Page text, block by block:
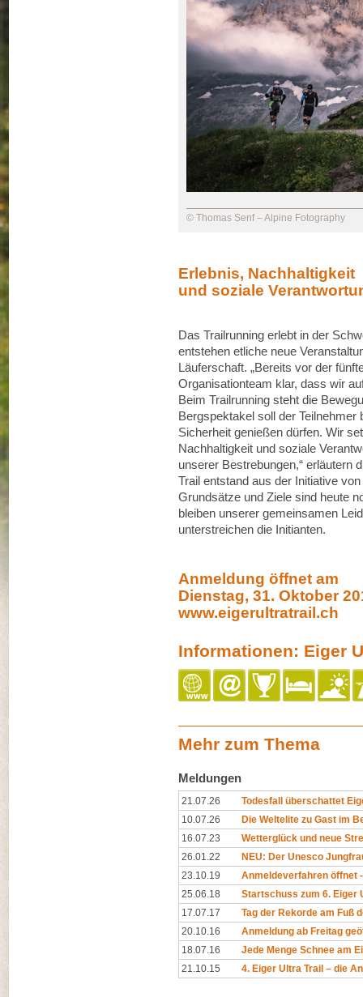
© Thomas Senf – Alpine Fotography
Erlebnis, Nachhaltigkeit
und soziale
Das Trailrunning erlebt in der
entstehen etliche neue
Läuferschaft. „Bereits vor der
Organisationteam klar, dass wir
Beim Trailrunning steht die
Bergspektakel soll der
Sicherheit genießen dürfen. Wir
Nachhaltigkeit und soziale
unserer Bestrebungen,“ erläutern
Trail entstand aus der Initiative
Grundsätze und Ziele sind heute
bleiben unserer gemeinsamen
unterstreichen die Initianten.
Anmeldung öffnet am
Dienstag, 31. Oktober
www.eigerultratrail.ch
Informationen: Eiger
Mehr zum Thema
Meldungen
21.07.26
Todesfall überschattet
10.07.26
Die Weltelite zu Gast im
16.07.23
Wetterglück und neue
26.01.22
NEU: Der Unesco
23.10.19
Anmeldeverfahren öffnet
25.06.18
Startschuss zum 6. Eiger
17.07.17
Tag der Rekorde am Fuß
20.10.16
Anmeldung ab Freitag
18.07.16
Jede Menge Schnee am
21.10.15
4. Eiger Ultra Trail – die